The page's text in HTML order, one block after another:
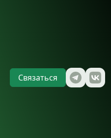
Связаться